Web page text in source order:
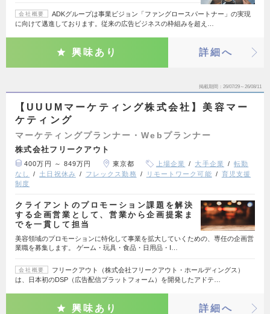
会社概要
ADKグループは事業ビジョン「ファングロースパートナー」の実現
に向けて邁進しております。従来の広告ビジネスの枠組みを超え…
興味あり 詳細へ
掲載期間 26/07/29～26/08/11
【UUUMマーケティング株式会社】美容マー
ケティング
マーケティングプランナー・Webプランナー
株式会社フリークアウト
400万円 ～ 849万円 東京都 上場企業 大手企業
転勤
なし
土日祝休み フレックス勤務 リモートワーク可能
育児支援
制度
クライアントのプロモーション課題を解決
する企画営業として、営業から企画提案ま
でを一貫して担当
美容領域のプロモーションに特化して事業を拡大していくための、専任の企画営
業職を募集します。 ゲーム・玩具・食品・日用品・I…
会社概要
フリークアウト（株式会社フリークアウト・ホールディングス）
は、日本初のDSP（広告配信プラットフォーム）を開発したアドテ…
興味あり 詳細へ